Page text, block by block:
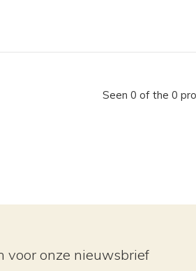
Seen 0 of the 0
voor onze nieuwsbrief